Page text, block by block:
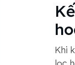
Khi